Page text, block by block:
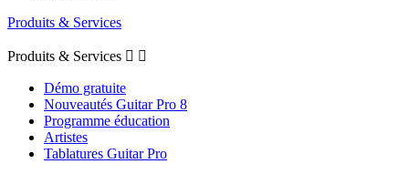
Produits & Services
Produits & Services  
Démo gratuite
Nouveautés Guitar Pro 8
Programme éducation
Artistes
Tablatures Guitar Pro